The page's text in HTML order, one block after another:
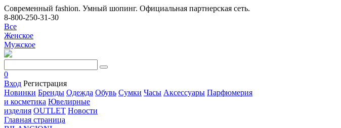
Современный fashion. Умный шопинг. Официальная партнерская сеть.
8-800-250-31-30
Все
Женское
Мужское
0
Вход Регистрация
Новинки Бренды Одежда Обувь Сумки Часы Аксессуары Парфюмерия
и косметика Ювелирные
изделия OUTLET Новости
Главная страница